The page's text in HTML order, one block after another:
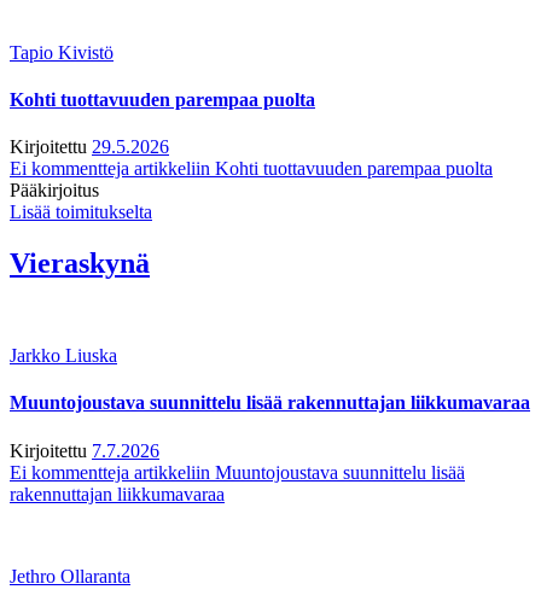
Tapio Kivistö
Kohti tuottavuuden parempaa puolta
Kirjoitettu 29.5.2026
Ei kommentteja artikkeliin Kohti tuottavuuden parempaa puolta
Pääkirjoitus
Lisää toimitukselta
Vieraskynä
Jarkko Liuska
Muuntojoustava suunnittelu lisää rakennuttajan liikkumavaraa
Kirjoitettu 7.7.2026
Ei kommentteja artikkeliin Muuntojoustava suunnittelu lisää
rakennuttajan liikkumavaraa
Jethro Ollaranta